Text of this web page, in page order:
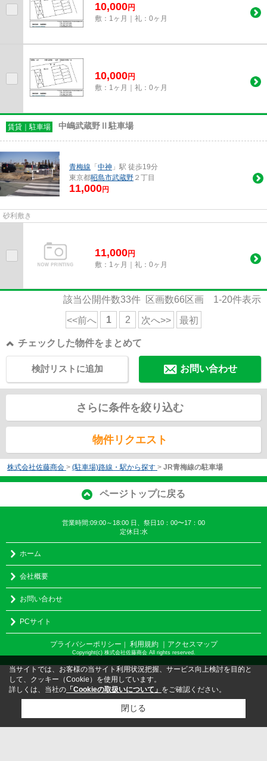
10,000円
敷：1ヶ月｜礼：0ヶ月
10,000円
敷：1ヶ月｜礼：0ヶ月
賃貸｜駐車場 中嶋武蔵野Ⅱ駐車場
青梅線 「 中神 」駅 徒歩19分
東京都昭島市武蔵野 ２丁目
11,000円
砂利敷き
11,000円
敷：1ヶ月｜礼：0ヶ月
該当公開件数33件 区画数66区画 1-20件表示
<<前へ 1 2 次へ>> 最初
チェックした物件をまとめて
お問い合わせ
検討リストに追加
さらに条件を絞り込む
物件リクエスト
株式会社佐藤商会 > (駐車場)路線・駅から探す > JR青梅線の駐車場
ページトップに戻る
営業時間:09:00～18:00 日、祭日10：00〜17：00
定休日:水
ホーム
会社概要
お問い合わせ
PCサイト
プライバシーポリシー ｜ 利用規約 ｜アクセスマップ
Copyright(c) 株式会社佐藤商会 All rights reserved.
当サイトでは、お客様の当サイト利用状況把握、サービス向上検討を目的と
して、クッキー（Cookie）を使用しています。
詳しくは、当社の 「Cookieの取扱いについて」 をご確認ください。
閉じる